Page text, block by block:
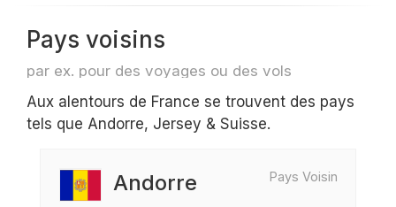
Pays voisins
par ex. pour des voyages ou des vols
Aux alentours de France se trouvent des pays
tels que Andorre, Jersey & Suisse.
Pays Voisin
Andorre